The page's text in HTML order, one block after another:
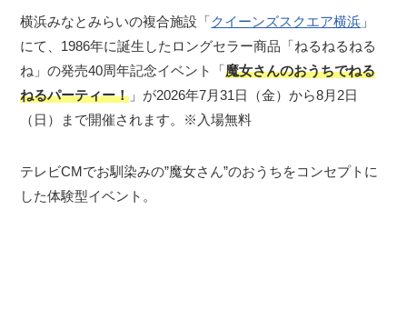
横浜みなとみらいの複合施設「クイーンズスクエア横浜 」
にて、1986年に誕生したロングセラー商品「ねるねるねる
ね」の発売40周年記念イベント「魔女さんのおうちでねる
ねるパーティー！ 」が2026年7月31日（金）から8月2日
（日）まで開催されます。※入場無料
テレビCMでお馴染みの”魔女さん”のおうちをコンセプトに
した体験型イベント。